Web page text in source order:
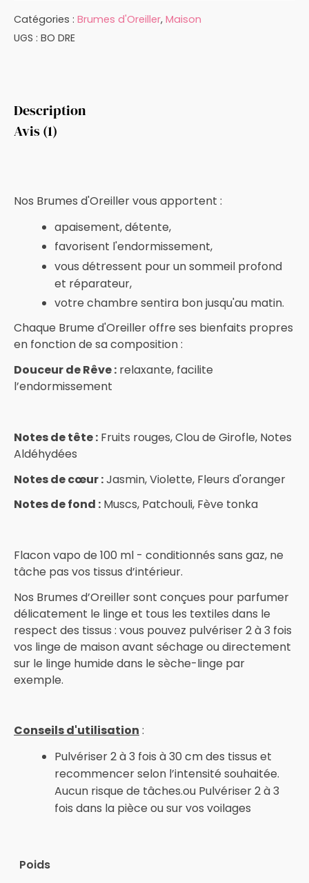
UGS : BO DRE
Catégories : Brumes d'Oreiller, Maison
Description
Avis (1)
Nos Brumes d'Oreiller vous apportent :
apaisement, détente,
favorisent l'endormissement,
vous détressent pour un sommeil profond
et réparateur,
votre chambre sentira bon jusqu'au matin.
Chaque Brume d'Oreiller offre ses bienfaits propres
en fonction de sa composition :
Douceur de Rêve : relaxante, facilite
l’endormissement
Notes de tête : Fruits rouges, Clou de Girofle, Notes
Aldéhydées
Notes de cœur :Jasmin, Violette, Fleurs d'oranger
Notes de fond : Muscs, Patchouli, Fève tonka
Flacon vapo de 100 ml - conditionnés sans gaz, ne
tâche pas vos tissus d’intérieur.
Nos Brumes d’Oreiller sont conçues pour parfumer
délicatement le linge et tous les textiles dans le
respect des tissus : vous pouvez pulvériser 2 à 3 fois
vos linge de maison avant séchage ou directement
sur le linge humide dans le sèche-linge par
exemple.
Conseils d'utilisation :
Pulvériser 2 à 3 fois à 30 cm des tissus et
recommencer selon l’intensité souhaitée.
Aucun risque de tâches.ou Pulvériser 2 à 3
fois dans la pièce ou sur vos voilages
Poids